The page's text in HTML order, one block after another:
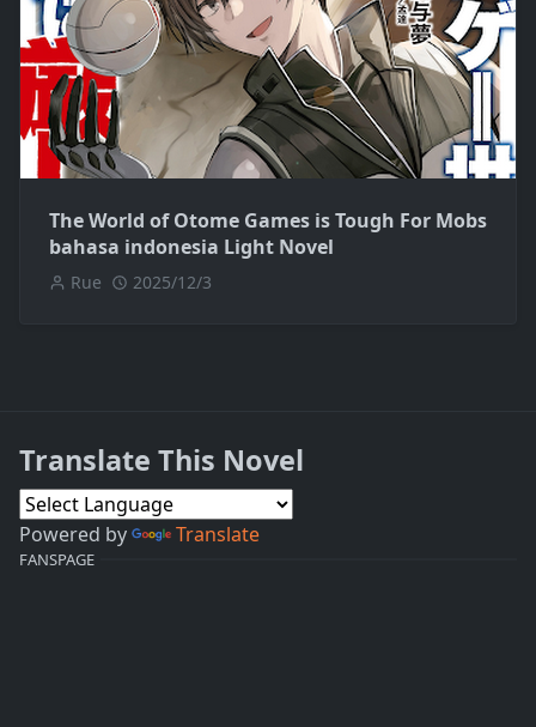
The World of Otome Games is Tough For Mobs
bahasa indonesia Light Novel
Rue 2025/12/3
Translate This Novel
Powered by Translate
FANSPAGE